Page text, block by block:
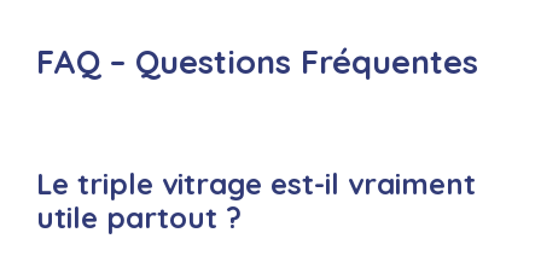
FAQ – Questions Fréquentes
Le triple vitrage est-il vraiment
utile partout ?